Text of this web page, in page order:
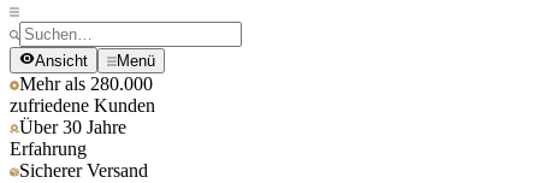
Ansicht Menü
Mehr als 280.000
zufriedene Kunden
Über 30 Jahre
Erfahrung
Sicherer Versand